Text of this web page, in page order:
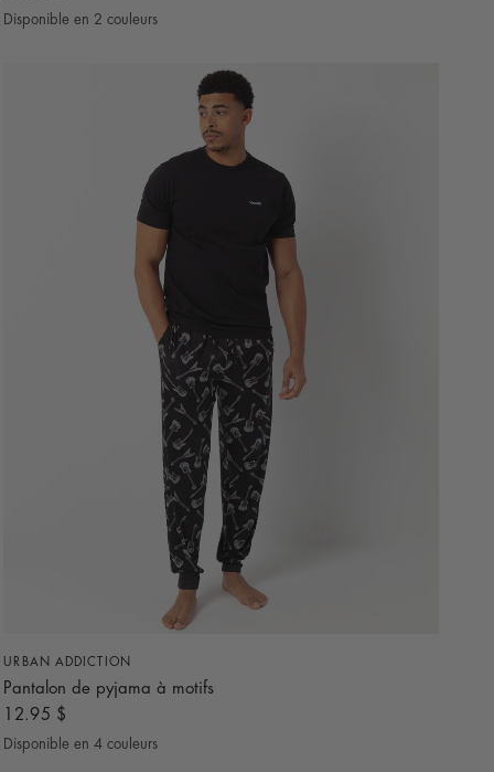
Noir
Disponible en 2 couleurs
URBAN ADDICTION
Pantalon de pyjama à motifs
12.95 $
Noir
Disponible en 4 couleurs